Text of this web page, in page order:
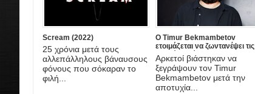
Scream (2022)
25 χρόνια μετά τους
αλλεπάλληλους βάναυσους
φόνους που σόκαραν το
φιλή...
Ο Timur Bekmambetov
ετοιμάζεται να ζωντανέψει τις
ιστορίες τρόμου του Stan Lee!
Αρκετοί βιάστηκαν να
ξεγράψουν τον Timur
Bekmambetov μετά την
αποτυχία...